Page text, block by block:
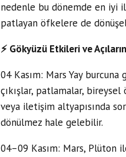
nedenle bu dönemde en iyi
patlayan öfkelere de
⚡ Gökyüzü Etkileri ve
04 Kasım: Mars Yay
çıkışlar, patlamalar,
veya iletişim altyapısında
dönülmez hale gelebilir.
04–09 Kasım: Mars, Plüton